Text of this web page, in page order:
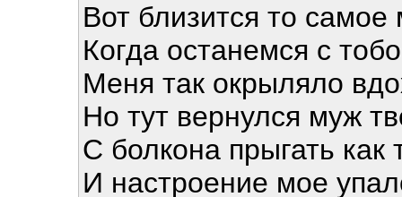
Вот близится то самое
Когда останемся с
Меня так окрыляло
Но тут вернулся муж
С болкона прыгать как
И настроение мое